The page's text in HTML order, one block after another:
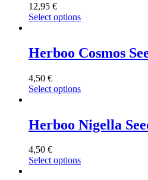
12,95 €
Select options
Herboo Cosmos
4,50 €
Select options
Herboo Nigella
4,50 €
Select options